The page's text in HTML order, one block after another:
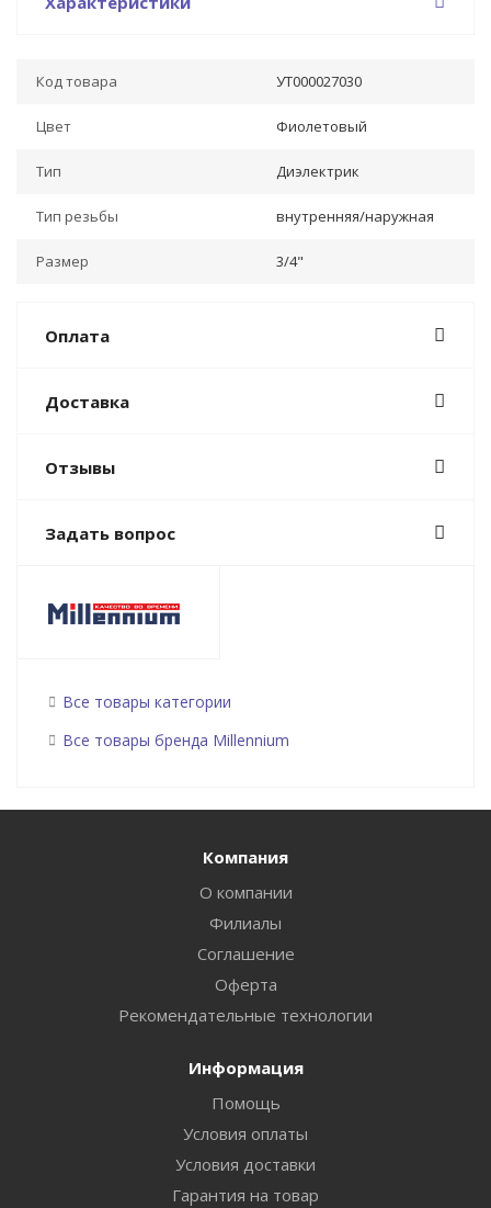
Код товара УТ000027030
Цвет Фиолетовый
Тип Диэлектрик
Тип резьбы внутренняя/наружная
Размер 3/4"
Оплата
Доставка
Отзывы
Задать вопрос
Все товары категории
Все товары бренда Millennium
Компания
О компании
Филиалы
Соглашение
Оферта
Рекомендательные технологии
Информация
Помощь
Условия оплаты
Условия доставки
Гарантия на товар